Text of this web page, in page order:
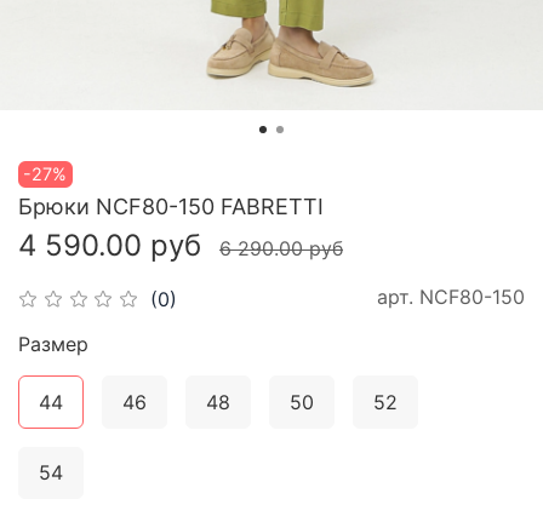
-27%
(0) арт. NCF80-150
Брюки NCF80-150 FABRETTI
4 590.00 руб 6 290.00 руб
Размер
44 46 48 50 52
54